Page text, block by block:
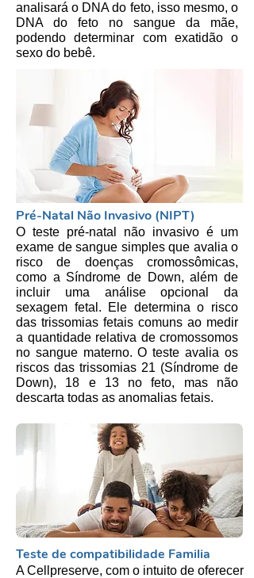
analisará o DNA do feto, isso mesmo, o
DNA do feto no sangue da mãe,
podendo determinar com exatidão o
sexo do bebê.
Pré-Natal Não Invasivo (NIPT)
O teste pré-natal não invasivo é um
exame de sangue simples que avalia o
risco de doenças cromossômicas,
como a Síndrome de Down, além de
incluir uma análise opcional da
sexagem fetal. Ele determina o risco
das trissomias fetais comuns ao medir
a quantidade relativa de cromossomos
no sangue materno. O teste avalia os
riscos das trissomias 21 (Síndrome de
Down), 18 e 13 no feto, mas não
descarta todas as anomalias fetais.​
Teste de compatibilidade Familia
A Cellpreserve, com o intuito de oferecer